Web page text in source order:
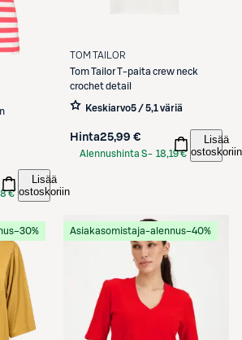
€
Lisää
ostoskoriin
TOM TAILOR
Tom TailorT-paita crew neck
crochet detail
Keskiarvo5 / 5,1 väriä
Hinta25,99 €
Alennushinta S- 18,19 €
Lisää
ostoskoriin
−30% Asiakasomistaja-alennus−40%